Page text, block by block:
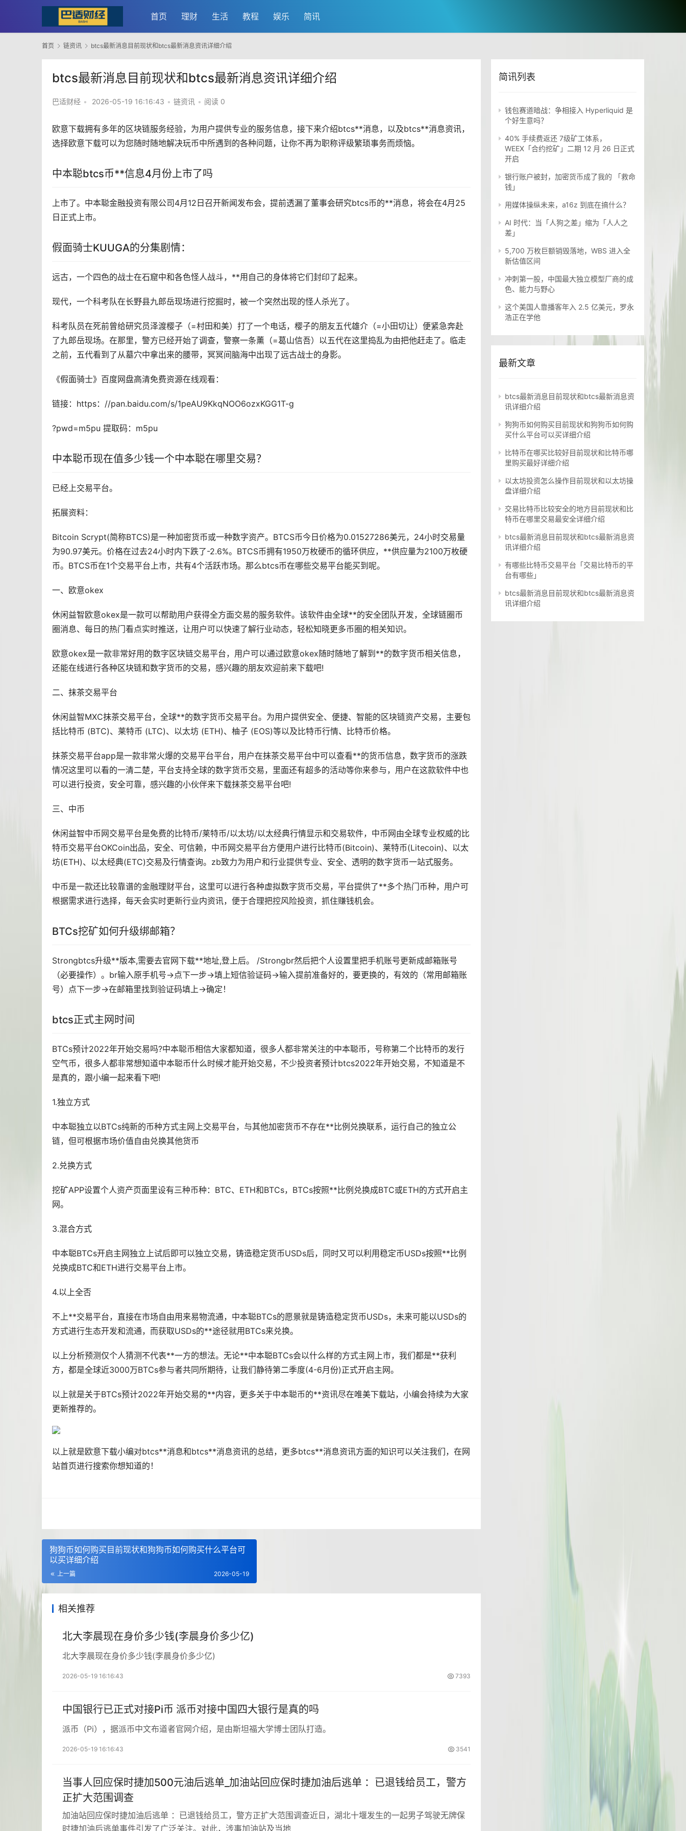
首页 理财 生活 教程 娱乐 简讯
首页 链资讯 btcs最新消息目前现状和btcs最新消息资讯详细介绍
btcs最新消息目前现状和btcs最新消息资讯详细介绍
巴适财经 • 2026-05-19 16:16:43 • 链资讯 • 阅读 0
欧意下载拥有多年的区块链服务经验，为用户提供专业的服务信息，接下来介绍btcs**消息，以及btcs**消息资讯，
选择欧意下载可以为您随时随地解决玩币中所遇到的各种问题，让你不再为职称评级繁琐事务而烦恼。
中本聪btcs币**信息4月份上市了吗
上市了。中本聪金融投资有限公司4月12日召开新闻发布会，提前透漏了董事会研究btcs币的**消息，将会在4月25
日正式上市。
假面骑士KUUGA的分集剧情：
远古，一个四色的战士在石窟中和各色怪人战斗，**用自己的身体将它们封印了起来。
现代，一个科考队在长野县九郎岳现场进行挖掘时，被一个突然出现的怪人杀光了。
科考队员在死前曾给研究员泽渡樱子（=村田和美）打了一个电话，樱子的朋友五代雄介（=小田切让）便紧急奔赴
了九郎岳现场。在那里，警方已经开始了调查，警察一条薰（=葛山信吾）以五代在这里捣乱为由把他赶走了。临走
之前，五代看到了从墓穴中拿出来的腰带，冥冥间脑海中出现了远古战士的身影。
《假面骑士》百度网盘高清免费资源在线观看：
链接：https：//pan.baidu.com/s/1peAU9KkqNOO6ozxKGG1T-g
?pwd=m5pu 提取码：m5pu
中本聪币现在值多少钱一个中本聪在哪里交易？
已经上交易平台。
拓展资料：
Bitcoin Scrypt(简称BTCS)是一种加密货币或一种数字资产。BTCS币今日价格为0.01527286美元，24小时交易量
为90.97美元。价格在过去24小时内下跌了-2.6%。BTCS币拥有1950万枚硬币的循环供应，**供应量为2100万枚硬
币。BTCS币在1个交易平台上市，共有4个活跃市场。那么btcs币在哪些交易平台能买到呢。
一、欧意okex
休闲益智欧意okex是一款可以帮助用户获得全方面交易的服务软件。该软件由全球**的安全团队开发，全球链圈币
圈消息、每日的热门看点实时推送，让用户可以快速了解行业动态，轻松知晓更多币圈的相关知识。
欧意okex是一款非常好用的数字区块链交易平台，用户可以通过欧意okex随时随地了解到**的数字货币相关信息，
还能在线进行各种区块链和数字货币的交易，感兴趣的朋友欢迎前来下载吧!
二、抹茶交易平台
休闲益智MXC抹茶交易平台，全球**的数字货币交易平台。为用户提供安全、便捷、智能的区块链资产交易，主要包
括比特币 (BTC)、莱特币 (LTC)、 以太坊 (ETH)、柚子 (EOS)等以及比特币行情、比特币价格。
抹茶交易平台app是一款非常火爆的交易平台平台，用户在抹茶交易平台中可以查看**的货币信息，数字货币的涨跌
情况这里可以看的一清二楚，平台支持全球的数字货币交易，里面还有超多的活动等你来参与，用户在这款软件中也
可以进行投资，安全可靠，感兴趣的小伙伴来下载抹茶交易平台吧!
三、中币
休闲益智中币网交易平台是免费的比特币/莱特币/以太坊/以太经典行情显示和交易软件，中币网由全球专业权威的比
特币交易平台OKCoin出品，安全、可信赖，中币网交易平台方便用户进行比特币(Bitcoin)、莱特币(Litecoin)、以太
坊(ETH)、以太经典(ETC)交易及行情查询。zb致力为用户和行业提供专业、安全、透明的数字货币一站式服务。
中币是一款还比较靠谱的金融理财平台，这里可以进行各种虚拟数字货币交易，平台提供了**多个热门币种，用户可
根据需求进行选择，每天会实时更新行业内资讯，便于合理把控风险投资，抓住赚钱机会。
BTCs挖矿如何升级绑邮箱？
Strongbtcs升级**版本,需要去官网下载**地址,登上后。 /Strongbr然后把个人设置里把手机账号更新成邮箱账号
（必要操作）。br输入原手机号→点下一步→填上短信验证码→输入提前准备好的，要更换的，有效的（常用邮箱账
号）点下一步→在邮箱里找到验证码填上→确定！
btcs正式主网时间
BTCs预计2022年开始交易吗?中本聪币相信大家都知道，很多人都非常关注的中本聪币，号称第二个比特币的发行
空气币，很多人都非常想知道中本聪币什么时候才能开始交易，不少投资者预计btcs2022年开始交易，不知道是不
是真的，跟小编一起来看下吧!
1.独立方式
中本聪独立以BTCs纯新的币种方式主网上交易平台，与其他加密货币不存在**比例兑换联系，运行自己的独立公
链，但可根据市场价值自由兑换其他货币
2.兑换方式
挖矿APP设置个人资产页面里设有三种币种：BTC、ETH和BTCs，BTCs按照**比例兑换成BTC或ETH的方式开启主
网。
3.混合方式
中本聪BTCs开启主网独立上试后即可以独立交易，铸造稳定货币USDs后，同时又可以利用稳定币USDs按照**比例
兑换成BTC和ETH进行交易平台上市。
4.以上全否
不上**交易平台，直接在市场自由用来易物流通，中本聪BTCs的愿景就是铸造稳定货币USDs，未来可能以USDs的
方式进行生态开发和流通，而获取USDs的**途径就用BTCs来兑换。
以上分析预测仅个人猜测不代表**一方的想法。无论**中本聪BTCs会以什么样的方式主网上市，我们都是**获利
方，都是全球近3000万BTCs参与者共同所期待，让我们静待第二季度(4-6月份)正式开启主网。
以上就是关于BTCs预计2022年开始交易的**内容，更多关于中本聪币的**资讯尽在唯美下载站，小编会持续为大家
更新推荐的。
以上就是欧意下载小编对btcs**消息和btcs**消息资讯的总结，更多btcs**消息资讯方面的知识可以关注我们，在网
站首页进行搜索你想知道的！
狗狗币如何购买目前现状和狗狗币如何购买什么平台可
以买详细介绍
上一篇 2026-05-19
相关推荐
北大李晨现在身价多少钱(李晨身价多少亿)
北大李晨现在身价多少钱(李晨身价多少亿)
2026-05-19 16:16:43 7393
中国银行已正式对接Pi币 派币对接中国四大银行是真的吗
派币（Pi），据派币中文布道者官网介绍，是由斯坦福大学博士团队打造。
2026-05-19 16:16:43 3541
当事人回应保时捷加500元油后逃单_加油站回应保时捷加油后逃单 ：已退钱给员工，警方
正扩大范围调查
加油站回应保时捷加油后逃单 ：已退钱给员工，警方正扩大范围调查近日，湖北十堰发生的一起男子驾驶无牌保
时捷加油后逃单事件引发了广泛关注。对此，涉事加油站及当地
简讯列表
钱包赛道暗战：争相接入 Hyperliquid 是
个好生意吗？
40% 手续费返还 7级矿工体系，
WEEX「合约挖矿」二期 12 月 26 日正式
开启
银行账户被封，加密货币成了我的 「救命
钱」
用媒体操纵未来，a16z 到底在搞什么？
AI 时代：当「人狗之差」缩为「人人之
差」
5,700 万枚巨额销毁落地，WBS 进入全
新估值区间
冲刺第一股，中国最大独立模型厂商的成
色、能力与野心
这个美国人靠播客年入 2.5 亿美元，罗永
浩正在学他
最新文章
btcs最新消息目前现状和btcs最新消息资
讯详细介绍
狗狗币如何购买目前现状和狗狗币如何购
买什么平台可以买详细介绍
比特币在哪买比较好目前现状和比特币哪
里购买最好详细介绍
以太坊投资怎么操作目前现状和以太坊操
盘详细介绍
交易比特币比较安全的地方目前现状和比
特币在哪里交易最安全详细介绍
btcs最新消息目前现状和btcs最新消息资
讯详细介绍
有哪些比特币交易平台「交易比特币的平
台有哪些」
btcs最新消息目前现状和btcs最新消息资
讯详细介绍